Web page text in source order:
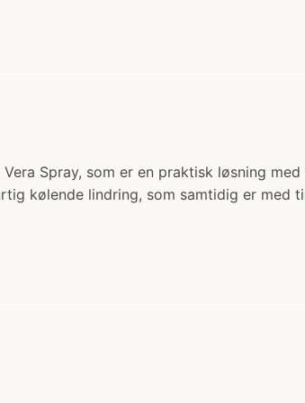
Spray, som er en praktisk løsning
kølende lindring, som samtidig er med